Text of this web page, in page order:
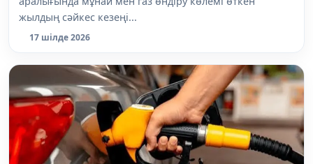
жылдың сәйкес кезеңі...
17 шілде 2026